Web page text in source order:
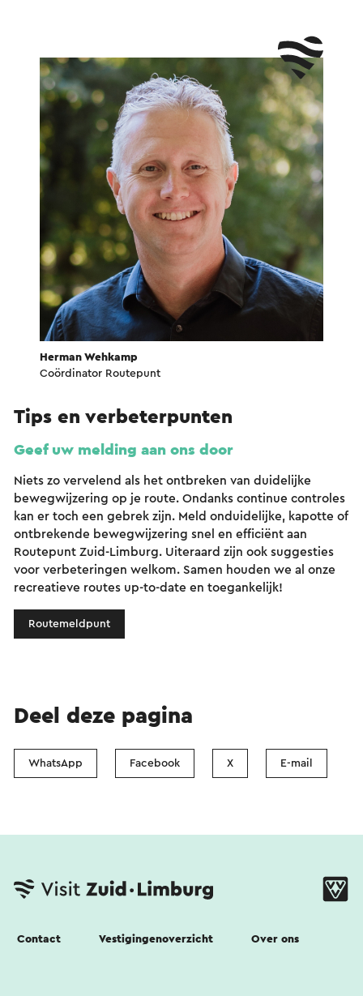
Herman Wehkamp
Coördinator Routepunt
Tips en verbeterpunten
Geef uw melding aan ons door
Niets zo vervelend als het ontbreken van duidelijke
bewegwijzering op je route. Ondanks continue controles
kan er toch een gebrek zijn. Meld onduidelijke, kapotte of
ontbrekende bewegwijzering snel en efficiënt aan
Routepunt Zuid-Limburg. Uiteraard zijn ook suggesties
voor verbeteringen welkom. Samen houden we al onze
recreatieve routes up-to-date en toegankelijk!
Routemeldpunt
Deel deze pagina
WhatsApp Facebook X E-mail
Contact Vestigingenoverzicht Over ons